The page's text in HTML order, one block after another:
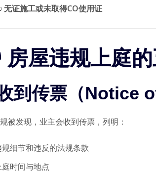
无证施工或未取得CO使用证
屋违规上庭
到传票（Notice
被发现，业主会收到传票，列明：
规细节和违反的法规条款
庭时间与地点